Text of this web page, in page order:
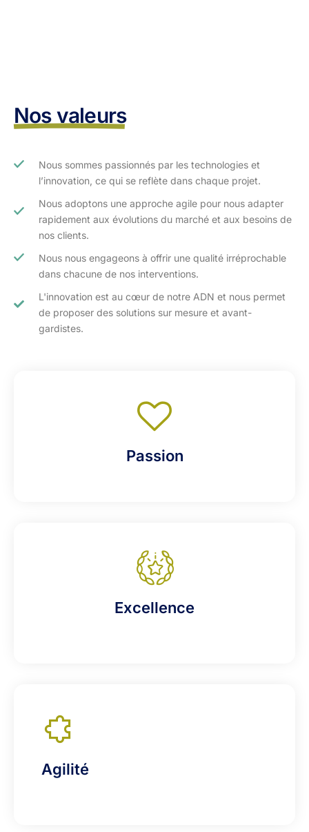
Nos valeurs
Nous sommes passionnés par les technologies et
l’innovation, ce qui se reflète dans chaque projet.
Nous adoptons une approche agile pour nous adapter
rapidement aux évolutions du marché et aux besoins de
nos clients.​
Nous nous engageons à offrir une qualité irréprochable
dans chacune de nos interventions.
L'innovation est au cœur de notre ADN et nous permet
de proposer des solutions sur mesure et avant-
gardistes.
Passion
Excellence
Agilité